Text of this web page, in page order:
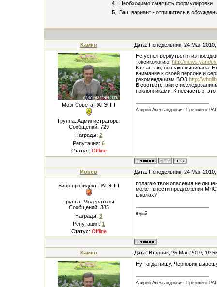
4
Необходимо смягчить формулировки
5
Ваш вариант - отпишитесь в
Камин Дата: Понедельник, 24 Мая
Мозг Совета РАТЭПП
Группа: Администраторы
Сообщений: 729
Награды: 2
Репутация: 6
Статус: Offline
Не успел вернуться я из
токсикологию. http://
К счастью, она уже выписана.
внимание к своей персоне и
рекомендациям ВОЗ http://
В соответствии с
поклонниками. К несчастью, это
Андрей Александрович -Президент
Ионов Дата: Понедельник, 24 Мая
Вице президент РАТЭПП
Группа: Модераторы
Сообщений: 385
Награды: 3
Репутация: 1
Статус: Offline
полагаю твои опасения не
может внести предложения МЧС
школах?
Юрий
Камин Дата: Вторник, 25 Мая 2010,
Ну тогда пишу. Черновик
Андрей Александрович -Президент